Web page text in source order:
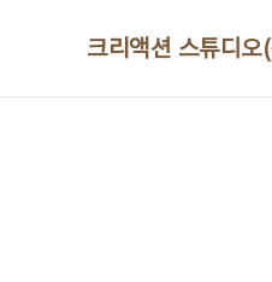
크리액션 스튜디